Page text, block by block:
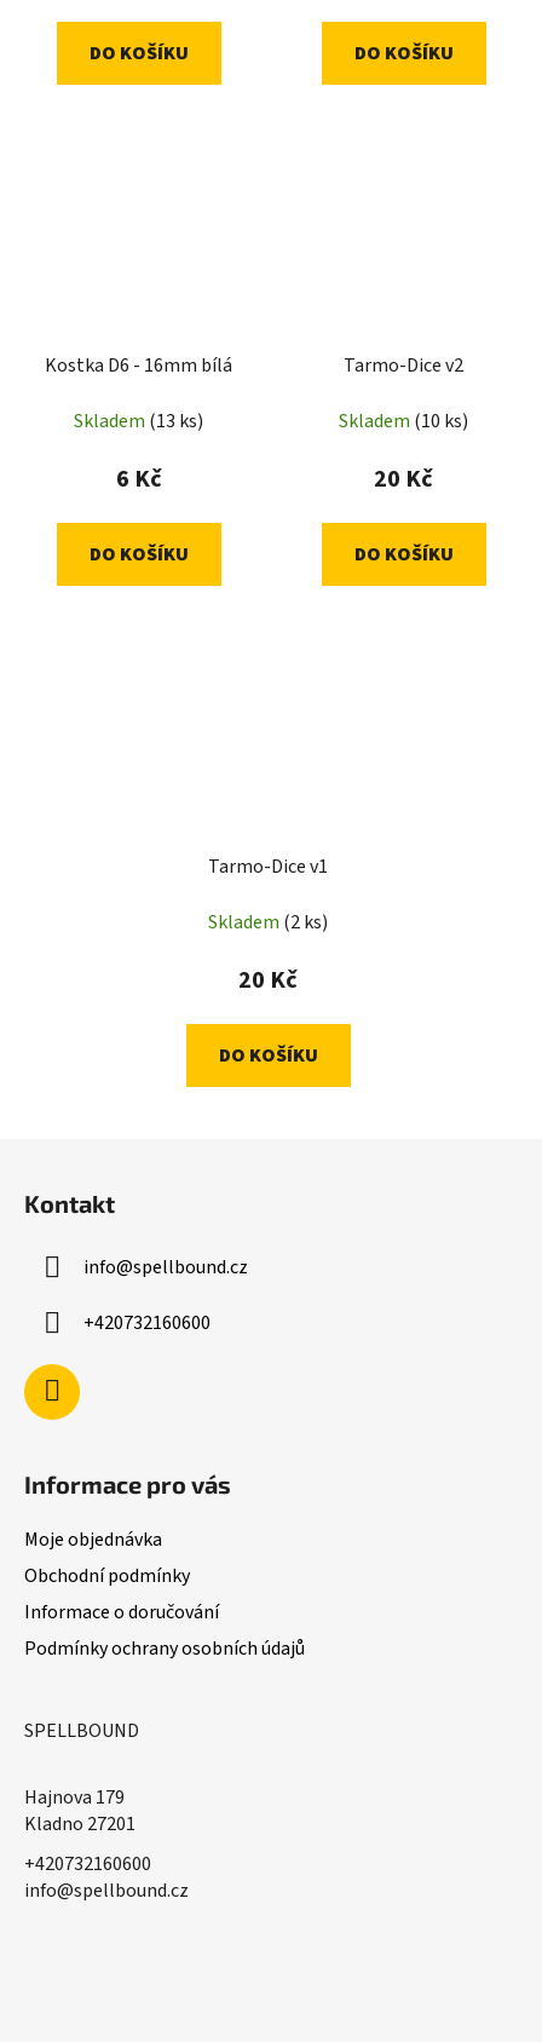
DO KOŠÍKU DO KOŠÍKU
Kostka D6 - 16mm bílá
Skladem (13 ks)
6 Kč
DO KOŠÍKU
Tarmo-Dice v2
Skladem (10 ks)
20 Kč
DO KOŠÍKU
Tarmo-Dice v1
Skladem (2 ks)
20 Kč
DO KOŠÍKU
Kontakt
info@spellbound.cz
+420732160600
Informace pro vás
Moje objednávka
Obchodní podmínky
Informace o doručování
Podmínky ochrany osobních údajů
SPELLBOUND
Hajnova 179
Kladno 27201
+420732160600
​info@spellbound.cz